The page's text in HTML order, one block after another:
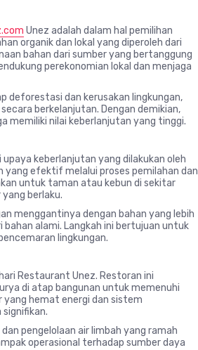
Unez adalah dalam hal pemilihan
organik dan lokal yang diperoleh dari
bahan dari sumber yang bertanggung
perekonomian lokal dan menjaga
deforestasi dan kerusakan lingkungan,
berkelanjutan. Dengan demikian,
memiliki nilai keberlanjutan yang tinggi.
keberlanjutan yang dilakukan oleh
yang efektif melalui proses pemilahan dan
untuk taman atau kebun di sekitar
berlaku.
menggantinya dengan bahan yang lebih
alami. Langkah ini bertujuan untuk
lingkungan.
Restaurant Unez. Restoran ini
di atap bangunan untuk memenuhi
yang hemat energi dan sistem
pengelolaan air limbah yang ramah
operasional terhadap sumber daya